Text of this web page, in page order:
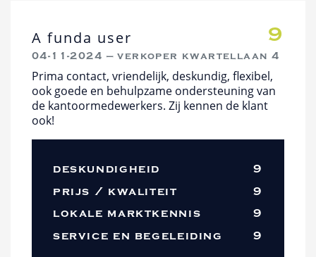
A funda user 9
04-11-2024 — verkoper kwartellaan 4
Prima contact, vriendelijk, deskundig, flexibel,
ook goede en behulpzame ondersteuning van
de kantoormedewerkers. Zij kennen de klant
ook!
deskundigheid
9
prijs / kwaliteit
9
lokale marktkennis
9
service en begeleiding
9